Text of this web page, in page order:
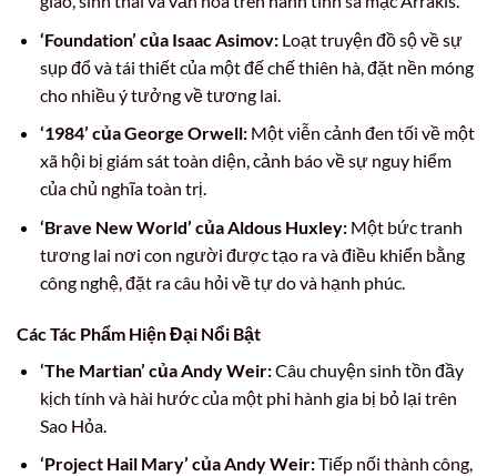
‘Foundation’ của Isaac Asimov:Loạt truyện đồ sộ về sự
sụp đổ và tái thiết của một đế chế thiên hà, đặt nền móng
cho nhiều ý tưởng về tương lai.
‘1984’ của George Orwell:Một viễn cảnh đen tối về một
xã hội bị giám sát toàn diện, cảnh báo về sự nguy hiểm
của chủ nghĩa toàn trị.
‘Brave New World’ của Aldous Huxley:Một bức tranh
tương lai nơi con người được tạo ra và điều khiển bằng
công nghệ, đặt ra câu hỏi về tự do và hạnh phúc.
Các Tác Phẩm Hiện Đại Nổi Bật
‘The Martian’ của Andy Weir:Câu chuyện sinh tồn đầy
kịch tính và hài hước của một phi hành gia bị bỏ lại trên
Sao Hỏa.
‘Project Hail Mary’ của Andy Weir:Tiếp nối thành công,